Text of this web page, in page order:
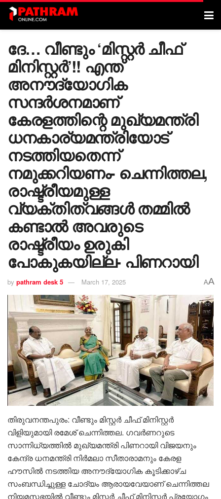
ദേ… വീണ്ടും ‘മിസ്റ്റർ ചീഫ്
മിനിസ്റ്റർ’!! എന്ത്
അനൗദ്യോഗിക
സന്ദർശനമാണ്
കേരളത്തിന്റെ മുഖ്യമന്ത്രി
ധനകാര്യമന്ത്രിയോട്
നടത്തിയതെന്ന്
നമുക്കറിയണം- ചെന്നിത്തല,
രാഷ്ട്രീയമുള്ള
വ്യക്തിത്വങ്ങൾ തമ്മിൽ
കണ്ടാൽ അവരുടെ
രാഷ്ട്രീയം ഉരുകി
പോകുകയില്ല- പിണറായി
by pathram desk 5 March 17, 2025 AA
തിരുവനന്തപുരം: ‌‌വീണ്ടും മിസ്റ്റർ ചീഫ് മിനിസ്റ്റർ
വിളിയുമായി രമേശ് ചെന്നിത്തല. ഗവർണറുടെ
സാന്നിധ്യത്തിൽ മുഖ്യമന്ത്രി പിണറായി വിജയനും
കേന്ദ്ര ധനമന്ത്രി നിർമലാ സീതാരാമനും കേരള
ഹൗസിൽ നടത്തിയ അനൗദ്യോഗിക കൂടിക്കാഴ്ച
സംബന്ധിച്ചുള്ള ചോദ്യം ആരായവേയാണ് ചെന്നിത്തല
നിയമസഭയിൽ വീണ്ടും മിസ്റ്റർ ചീഫ് മിനിസ്റ്റർ പ്രയോ​ഗം